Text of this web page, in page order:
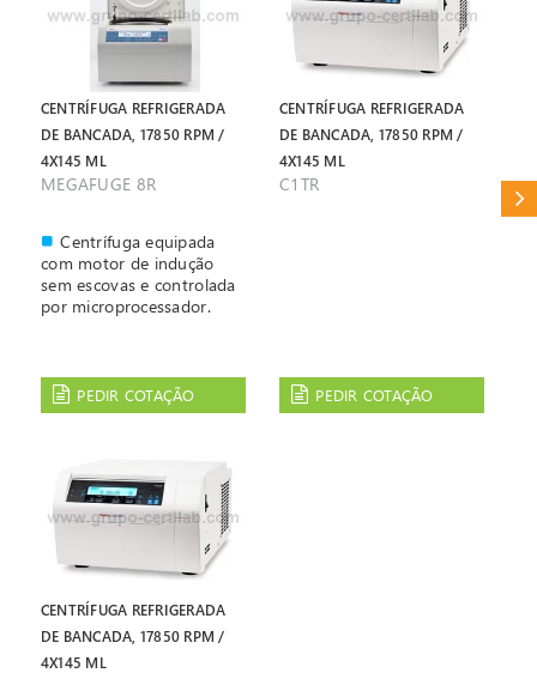
CENTRÍFUGA REFRIGERADA
DE BANCADA, 17850 RPM /
4X145 ML
MEGAFUGE 8R
Centrífuga equipada
com motor de indução
sem escovas e controlada
por microprocessador.
PEDIR COTAÇÃO
CENTRÍFUGA REFRIGERADA
DE BANCADA, 17850 RPM /
4X145 ML
C1TR
PEDIR COTAÇÃO
CENTRÍFUGA REFRIGERADA
DE BANCADA, 17850 RPM /
4X145 ML